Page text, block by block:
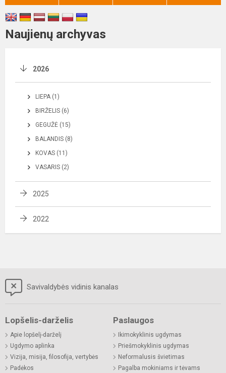
Naujienų archyvas
2026
LIEPA (1)
BIRŽELIS (6)
GEGUŽĖ (15)
BALANDIS (8)
KOVAS (11)
VASARIS (2)
2025
2022
Savivaldybės vidinis kanalas
Lopšelis-darželis
Apie lopšelį-darželį
Ugdymo aplinka
Vizija, misija, filosofija, vertybės
Padėkos
Paslaugos
Ikimokyklinis ugdymas
Priešmokyklinis ugdymas
Neformalusis švietimas
Pagalba mokiniams ir tėvams